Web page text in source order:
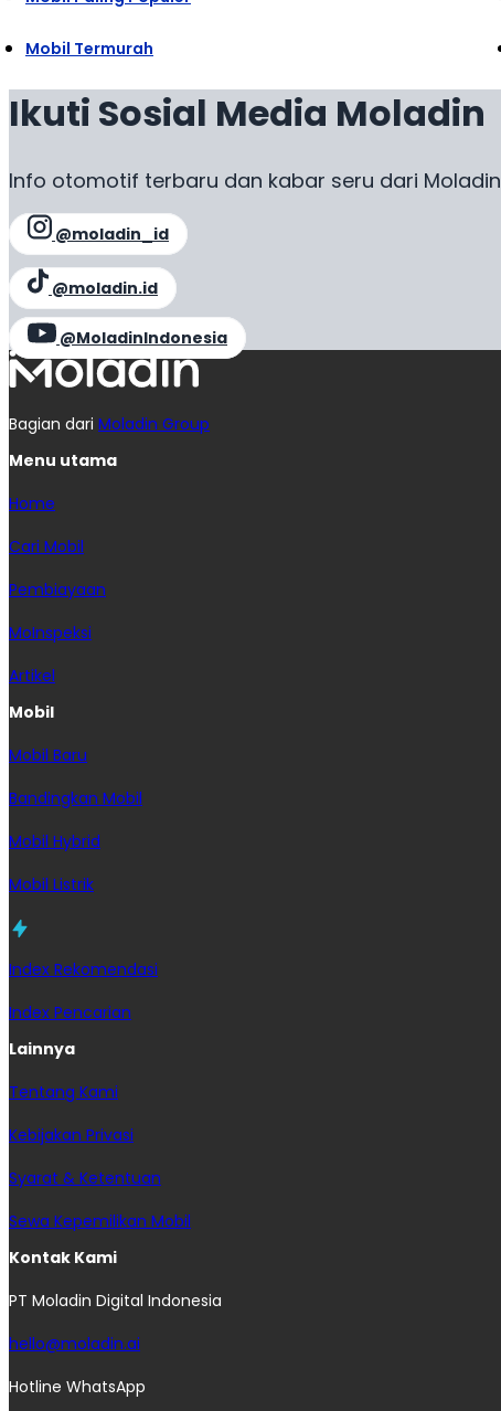
Mobil Termurah
Ikuti Sosial Media Moladin
Info otomotif terbaru dan kabar seru dari Moladin
@moladin_id
@moladin.id
@MoladinIndonesia
Bagian dari Moladin Group
Menu utama
Home
Cari Mobil
Pembiayaan
MoInspeksi
Artikel
Mobil
Mobil Baru
Bandingkan Mobil
Mobil Hybrid
Mobil Listrik
Index Rekomendasi
Index Pencarian
Lainnya
Tentang Kami
Kebijakan Privasi
Syarat & Ketentuan
Sewa Kepemilikan Mobil
Kontak Kami
PT Moladin Digital Indonesia
hello@moladin.ai
Hotline WhatsApp